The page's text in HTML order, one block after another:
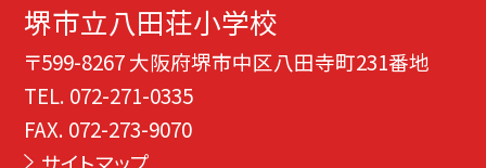
堺市立八田荘小学校
〒599-8267 大阪府堺市中区八田寺町231番地
TEL. 072-271-0335
FAX. 072-273-9070